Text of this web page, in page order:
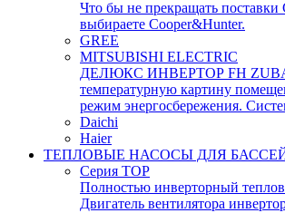
Что бы не прекращать
выбираете Cooper&Hunter.
GREE
MITSUBISHI ELECTRIC
ДЕЛЮКС ИНВЕРТОР FH
температурную картину
режим энергосбережения.
Daichi
Haier
ТЕПЛОВЫЕ НАСОСЫ ДЛЯ
Серия TOP
Полностью инверторный
Двигатель вентилятора